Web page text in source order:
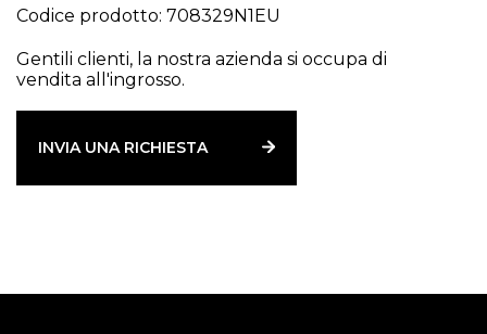
Codice prodotto: 708329N1EU
Gentili clienti, la nostra azienda si occupa di
vendita all'ingrosso.
INVIA UNA RICHIESTA